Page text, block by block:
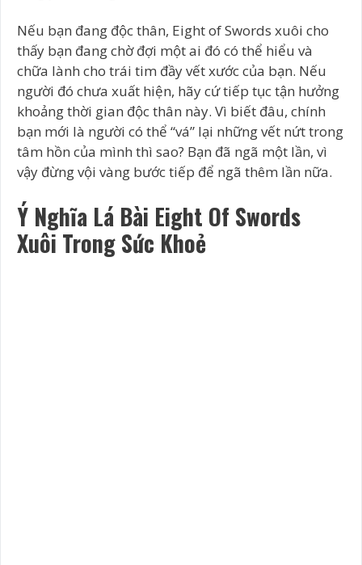
Nếu bạn đang độc thân, Eight of Swords xuôi cho
thấy bạn đang chờ đợi một ai đó có thể hiểu và
chữa lành cho trái tim đầy vết xước của bạn. Nếu
người đó chưa xuất hiện, hãy cứ tiếp tục tận hưởng
khoảng thời gian độc thân này. Vì biết đâu, chính
bạn mới là người có thể “vá” lại những vết nứt trong
tâm hồn của mình thì sao? Bạn đã ngã một lần, vì
vậy đừng vội vàng bước tiếp để ngã thêm lần nữa.
Ý Nghĩa Lá Bài Eight Of Swords
Xuôi Trong Sức Khoẻ